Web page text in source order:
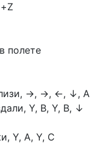
+Z
полете
→, →, ←, ↓, А
Y, В, Y, В, ↓
Y, А, Y, С